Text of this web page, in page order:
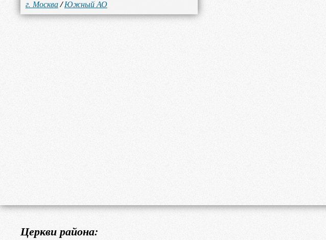
г. Москва/Южный АО
Церкви района: